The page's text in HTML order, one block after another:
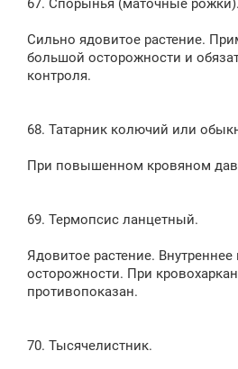
67. Спорынья (маточные рожки).
Сильно ядовитое растение.
большой осторожности и
контроля.
68. Татарник колючий или
При повышенном кровяном
69. Термопсис ланцетный.
Ядовитое растение.
осторожности. При
противопоказан.
70. Тысячелистник.